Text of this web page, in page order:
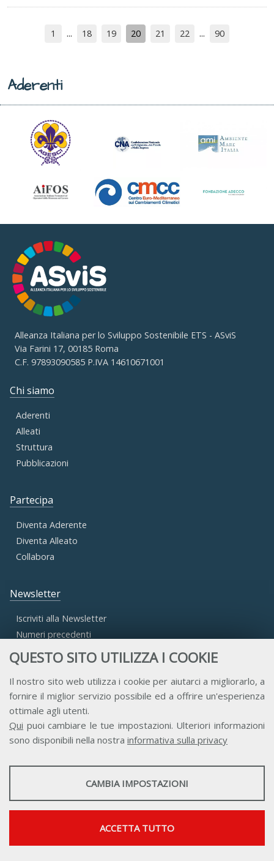
QUESTO SITO UTILIZZA I COOKIE
Il nostro sito web utilizza i cookie per aiutarci a migliorarlo, a
fornire il miglior servizio possibile ed a offrire un'esperienza
ottimale agli utenti.
Qui puoi cambiare le tue impostazioni. Ulteriori informazioni
sono disponibili nella nostra informativa sulla privacy
STATISTICHE
Mostra maggiori informazioni
Google Analytics
CAMBIA IMPOSTAZIONI
ACCETTA TUTTO
1 18 19 20 21 22 90
Aderenti
Alleanza Italiana per lo Sviluppo Sostenibile ETS - ASviS
Via Farini 17, 00185 Roma
C.F. 97893090585 P.IVA 14610671001
Chi siamo
Aderenti
Alleati
Struttura
Pubblicazioni
Partecipa
Diventa Aderente
Diventa Alleato
Collabora
Newsletter
Iscriviti alla Newsletter
Numeri precedenti
Accesso Aderenti
Accesso Consulta
Accesso Team
Contatti Privacy Trasparenza Credits